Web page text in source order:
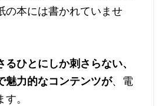
の本には書かれていませ
ひとにしか刺さらない、
魅力的なコンテンツが、電
。